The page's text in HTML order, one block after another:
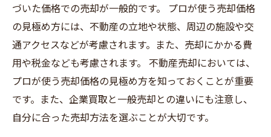
づいた価格での売却が一般的です。 プロが使う売却価格
の見極め方には、不動産の立地や状態、周辺の施設や交
通アクセスなどが考慮されます。また、売却にかかる費
用や税金なども考慮されます。 不動産売却においては、
プロが使う売却価格の見極め方を知っておくことが重要
です。また、企業買取と一般売却との違いにも注意し、
自分に合った売却方法を選ぶことが大切です。